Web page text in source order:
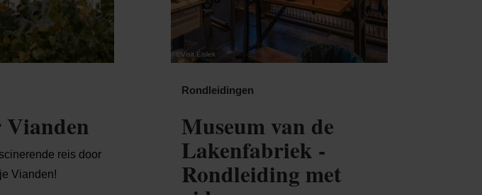
reis door
Vianden!
©Visit Éislek
Rondleidingen
Museum van de
Lakenfabriek -
Rondleiding met